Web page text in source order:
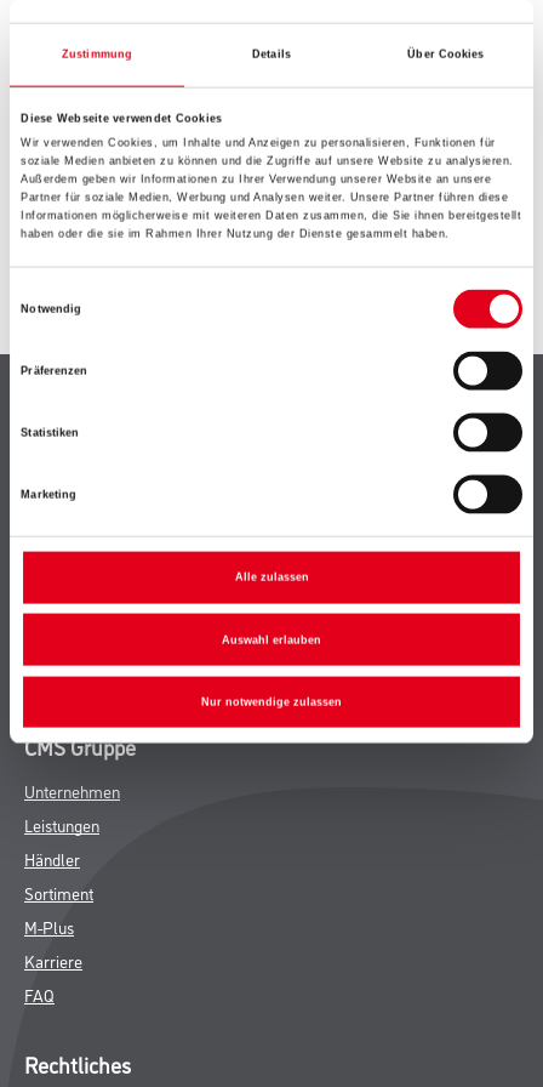
Zustimmung Details Über Cookies
Diese Webseite verwendet Cookies
Wir verwenden Cookies, um Inhalte und Anzeigen zu personalisieren, Funktionen für
soziale Medien anbieten zu können und die Zugriffe auf unsere Website zu analysieren.
Außerdem geben wir Informationen zu Ihrer Verwendung unserer Website an unsere
Partner für soziale Medien, Werbung und Analysen weiter. Unsere Partner führen diese
Informationen möglicherweise mit weiteren Daten zusammen, die Sie ihnen bereitgestellt
haben oder die sie im Rahmen Ihrer Nutzung der Dienste gesammelt haben.
Notwendig
Präferenzen
Statistiken
Marketing
Alle zulassen
Auswahl erlauben
Nur notwendige zulassen
EIN KLEINER ZWISCHENFALL
IST AUFGETRETEN
Keine Sorge, wir pinseln schon an der Lösung und
werden das Problem so schnell wie möglich beheben.
Erkunden Sie in der Zwischenzeit unseren Online-Shop
und lassen Sie sich inspirieren.
Farbe
Trockenbau
Putze- und Spachtelmassen
Wand- & Deckenbeläge
Verbrauchsmaterialien
CMS Gruppe
Unternehmen
Leistungen
Händler
Sortiment
M-Plus
Karriere
FAQ
Rechtliches